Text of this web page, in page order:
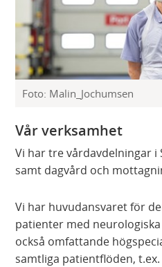
Foto: Malin_Jochumsen
Vår verksamhet
Vi har tre vårdavdelningar i
samt dagvård och
Vi har huvudansvaret för
patienter med
också omfattande
samtliga patientflöden,